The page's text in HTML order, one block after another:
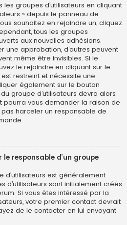
groupes d’utilisateurs en cliquant
» depuis le panneau de
souhaitez en rejoindre un, cliquez
tous les groupes
aux nouvelles adhésions.
une approbation, d’autres peuvent
même être invisibles. Si le
le rejoindre en cliquant sur le
restreint et nécessite une
également sur le bouton
groupe d’utilisateurs devra alors
vous demander la raison de
harceler un responsable de
responsable d’un groupe
d’utilisateurs est généralement
d’utilisateurs sont initialement créés
Si vous êtes intéressé par la
votre premier contact devrait
de le contacter en lui envoyant